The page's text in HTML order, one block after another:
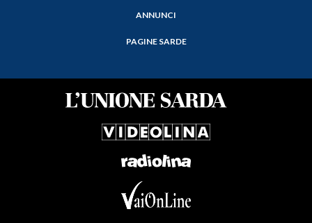
ANNUNCI
PAGINE SARDE